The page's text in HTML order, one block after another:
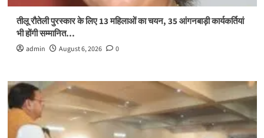
तीलू रौतेली पुरस्कार के लिए 13 महिलाओं का चयन, 35 आंगनबाड़ी कार्यकर्तियां
भी होंगी सम्मानित…
admin August 6, 2026 0